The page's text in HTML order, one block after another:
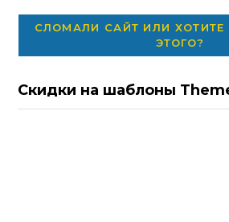
СЛОМАЛИ САЙТ ИЛИ ХОТИТЕ
ЭТОГО?
Скидки на шаблоны